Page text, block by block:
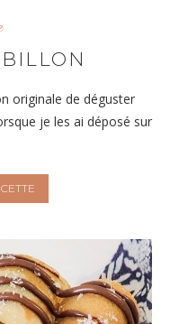
originale de déguster
je les ai déposé sur